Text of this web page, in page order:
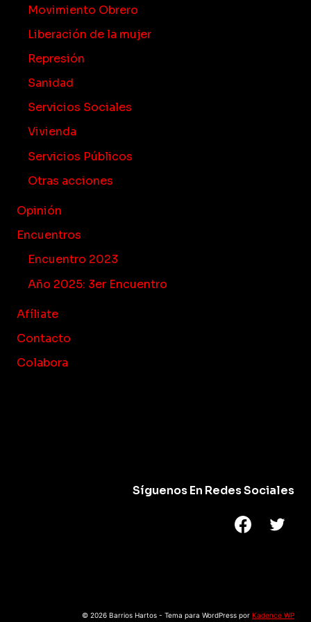
Movimiento Obrero
Liberación de la mujer
Represión
Sanidad
Servicios Sociales
Vivienda
Servicios Públicos
Otras acciones
Opinión
Encuentros
Encuentro 2023
Año 2025: 3er Encuentro
Afíliate
Contacto
Colabora
Síguenos En Redes Sociales
© 2026 Barrios Hartos - Tema para WordPress por Kadence WP